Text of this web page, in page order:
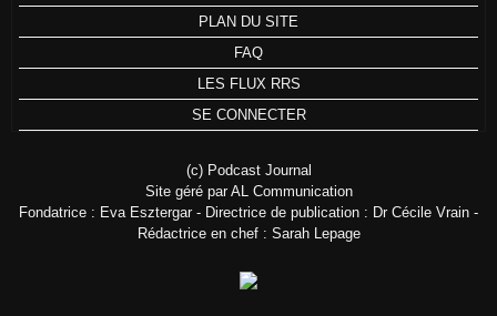
PLAN DU SITE
FAQ
LES FLUX RRS
SE CONNECTER
(c) Podcast Journal
Site géré par AL Communication
Fondatrice : Eva Esztergar - Directrice de publication : Dr Cécile Vrain -
Rédactrice en chef : Sarah Lepage